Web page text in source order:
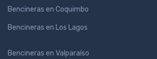
Bencineras en Coquimbo
Bencineras en Los Lagos
Bencineras en Valparaíso